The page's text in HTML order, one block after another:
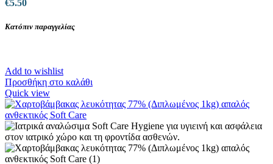
€5.50
Κατόπιν παραγγελίας
Add to wishlist
Προσθήκη στο καλάθι
Quick view